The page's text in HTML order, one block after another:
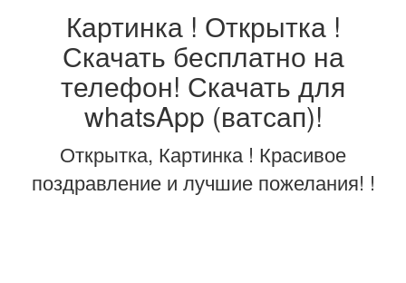
Картинка ! Открытка !
Скачать бесплатно на
телефон! Скачать для
whatsApp (ватсап)!
Открытка, Картинка ! Красивое
поздравление и лучшие пожелания! !